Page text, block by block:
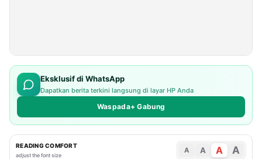
Eksklusif di WhatsApp
Dapatkan berita terkini langsung di layar HP Anda
Waspada+ Gabung
READING COMFORT
adjust the font size
A A A A